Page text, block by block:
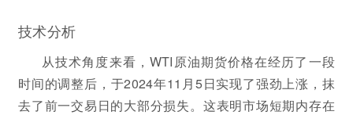
技术分析
从技术角度来看，WTI原油期货价格在经历了一段
时间的调整后，于2024年11月5日实现了强劲上涨，抹
去了前一交易日的大部分损失。这表明市场短期内存在